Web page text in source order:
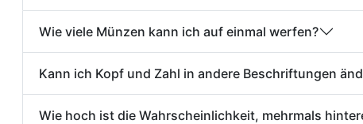
Wie viele Münzen kann ich auf einmal werfen?
Kann ich Kopf und Zahl in andere Beschriftungen
Wie hoch ist die Wahrscheinlichkeit, mehrmals